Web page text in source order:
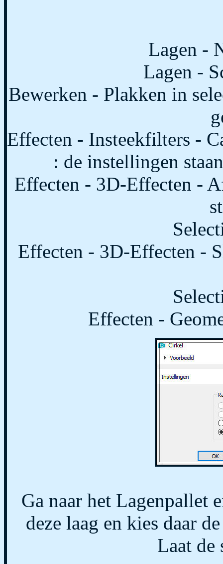
Lagen -
Lagen -
Bewerken - Plakken in
Effecten - Insteekfilters -
: de instellingen
Effecten - 3D-Effecten -
Effecten - 3D-Effecten -
Effecten -
Ga naar het Lagenpallet
deze laag en kies daar
Laat de